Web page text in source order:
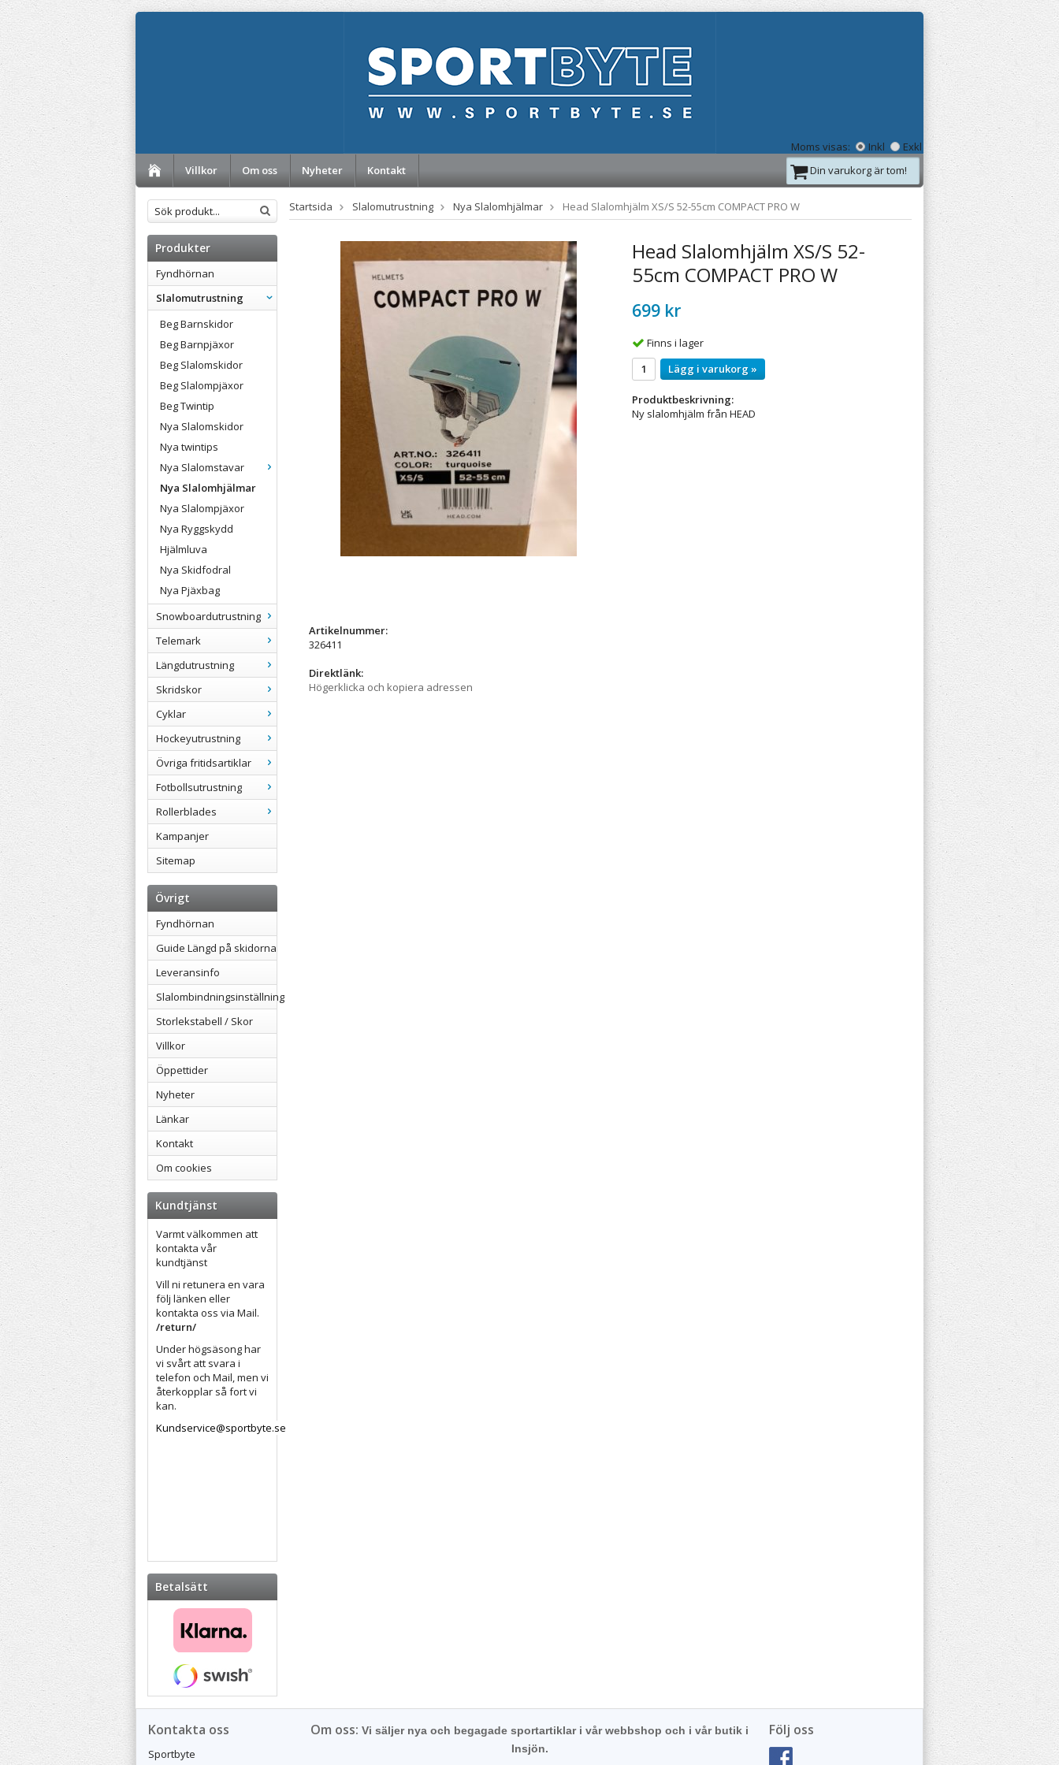
Moms visas: Inkl
Exkl
Villkor
Om oss Nyheter Kontakt Din varukorg är tom!
Produkter
Fyndhörnan
Slalomutrustning
Beg Barnskidor
Beg Barnpjäxor
Beg Slalomskidor
Beg Slalompjäxor
Beg Twintip
Nya Slalomskidor
Nya twintips
Nya Slalomstavar
Nya Slalomhjälmar
Nya Slalompjäxor
Nya Ryggskydd
Hjälmluva
Nya Skidfodral
Nya Pjäxbag
Snowboardutrustning
Telemark
Längdutrustning
Skridskor
Cyklar
Hockeyutrustning
Övriga fritidsartiklar
Fotbollsutrustning
Rollerblades
Kampanjer
Sitemap
Övrigt
Fyndhörnan
Guide Längd på skidorna
Leveransinfo
Slalombindningsinställning
Storlekstabell / Skor
Villkor
Öppettider
Nyheter
Länkar
Kontakt
Om cookies
Kundtjänst
Varmt välkommen att
kontakta vår
kundtjänst
Vill ni retunera en vara
följ länken eller
kontakta oss via Mail.
/return/
Under högsäsong har
vi svårt att svara i
telefon och Mail, men vi
återkopplar så fort vi
kan.
Kundservice@sportbyte.se
Betalsätt
Startsida Slalomutrustning Nya Slalomhjälmar Head Slalomhjälm XS/S 52-55cm COMPACT PRO W
Artikelnummer:
326411
Direktlänk:
Högerklicka och kopiera adressen
Head Slalomhjälm XS/S 52-
55cm COMPACT PRO W
699 kr
Finns i lager
Lägg i varukorg »
Produktbeskrivning:
Ny slalomhjälm från HEAD
Kontakta oss
Sportbyte
Följ oss
Om oss: Vi säljer nya och begagade sportartiklar i vår webbshop och i vår butik i
Insjön.